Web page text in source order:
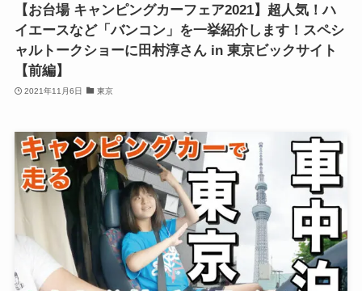
【お台場 キャンピングカーフェア2021】超人気！ハ
イエースなど「バンコン」を一挙紹介します！スペシ
ャルトークショーに田村淳さん in 東京ビックサイト
【前編】
2021年11月6日 東京